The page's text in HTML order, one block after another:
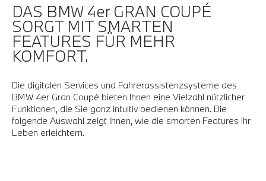
DAS BMW 4er GRAN COUPÉ
SORGT MIT SMARTEN
FEATURES FÜR MEHR
KOMFORT.
Die digitalen Services und Fahrerassistenzsysteme des
BMW 4er Gran Coupé bieten Ihnen eine Vielzahl nützlicher
Funktionen, die Sie ganz intuitiv bedienen können. Die
folgende Auswahl zeigt Ihnen, wie die smarten Features ihr
Leben erleichtern.